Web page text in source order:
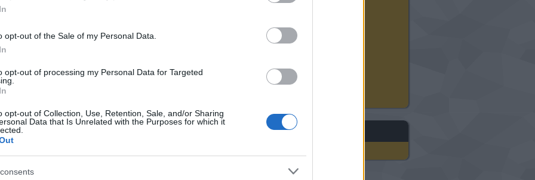
opt-out of the Sale of my Personal Data.
opt-out of processing my Personal Data for Targeted
opt-out of Collection, Use, Retention, Sale, and/or Sharing
Data that Is Unrelated with the Purposes for which it
2024 augusztus
2024 június
2024 május
2024 április
2024 február
2024 január
Tovább
Egyéb